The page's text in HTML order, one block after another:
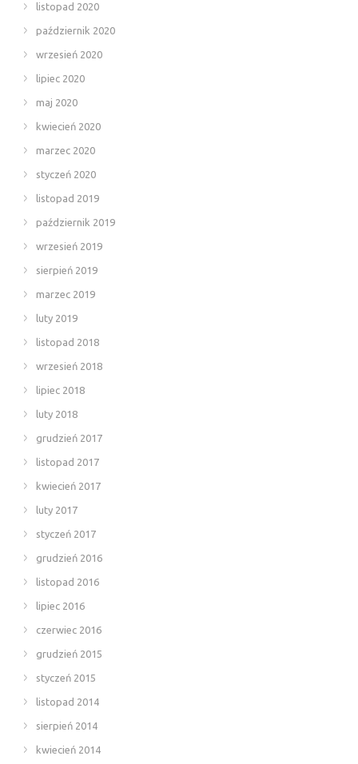
listopad 2020
październik 2020
wrzesień 2020
lipiec 2020
maj 2020
kwiecień 2020
marzec 2020
styczeń 2020
listopad 2019
październik 2019
wrzesień 2019
sierpień 2019
marzec 2019
luty 2019
listopad 2018
wrzesień 2018
lipiec 2018
luty 2018
grudzień 2017
listopad 2017
kwiecień 2017
luty 2017
styczeń 2017
grudzień 2016
listopad 2016
lipiec 2016
czerwiec 2016
grudzień 2015
styczeń 2015
listopad 2014
sierpień 2014
kwiecień 2014